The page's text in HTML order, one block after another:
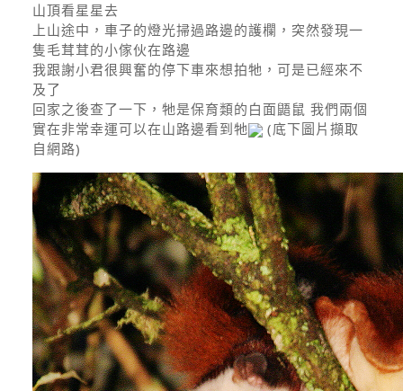
山頂看星星去
上山途中，車子的燈光掃過路邊的護欄，突然發現一
隻毛茸茸的小傢伙在路邊
我跟謝小君很興奮的停下車來想拍牠，可是已經來不
及了
回家之後查了一下，牠是保育類的白面鼯鼠 我們兩個
實在非常幸運可以在山路邊看到牠
(底下圖片擷取
自網路)